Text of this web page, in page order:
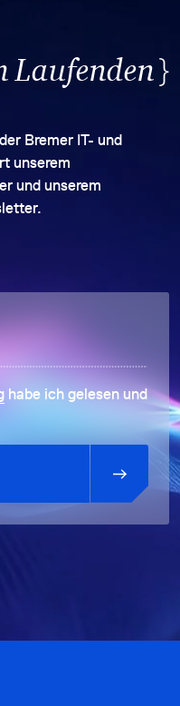
Laufenden}
Bremer IT- und
unserem
und unserem
habe ich gelesen und